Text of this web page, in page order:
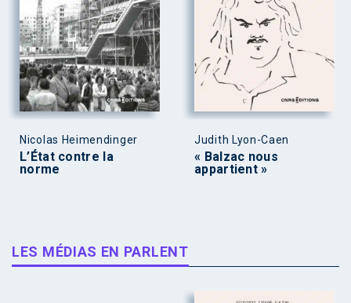
Nicolas Heimendinger
L’État contre la
norme
Judith Lyon-Caen
« Balzac nous
appartient »
LES MÉDIAS EN PARLENT